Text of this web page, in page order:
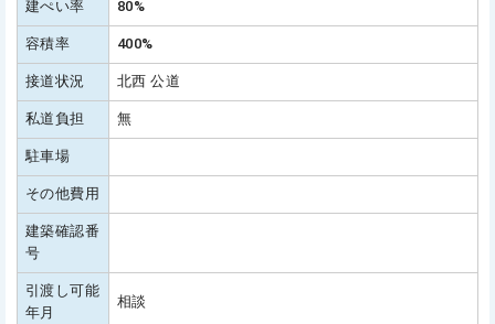
建ぺい率 80%
容積率 400%
接道状況 北西 公道
私道負担 無
駐車場
その他費用
建築確認番
号
引渡し可能
年月
相談